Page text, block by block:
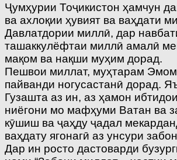
Ҷумҳурии Тоҷикистон ҳамчун
ва ахлоқии ҳувият ва ваҳдати
Давлатдории миллӣ, дар
ташаккулёфтаи миллӣ амалӣ
мақом ва нақши муҳим дорад.
Пешвои миллат, муҳтарам
пайванди ногусастанӣ дорад.
Гузашта аз ин, аз ҳамон
ниёгони мо мафҳуми Ватан ва
кӯшиш ва ҷаҳду ҷадал
ваҳдату ягонагӣ аз унсури
Дар ин росто дастоварди